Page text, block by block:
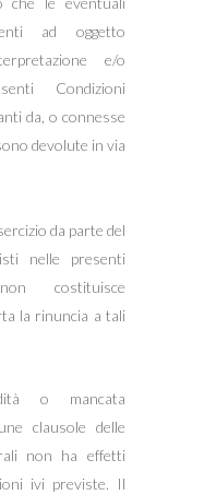
ad oggetto
e/o
Condizioni
da, o connesse
devolute in via
da parte del
nelle presenti
costituisce
la rinuncia a tali
o mancata
clausole delle
non ha effetti
ivi previste. Il